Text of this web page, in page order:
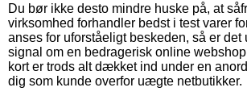
Du bør ikke desto mindre huske på, at
virksomhed forhandler bedst i test varer
anses for uforståeligt beskeden, så er
signal om en bedragerisk online
kort er trods alt dækket ind under en
dig som kunde overfor uægte netbutikker.